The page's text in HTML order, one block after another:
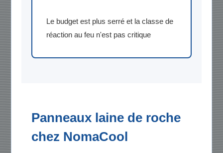
Le budget est plus serré et la classe de
réaction au feu n'est pas critique
Panneaux laine de roche
chez NomaCool